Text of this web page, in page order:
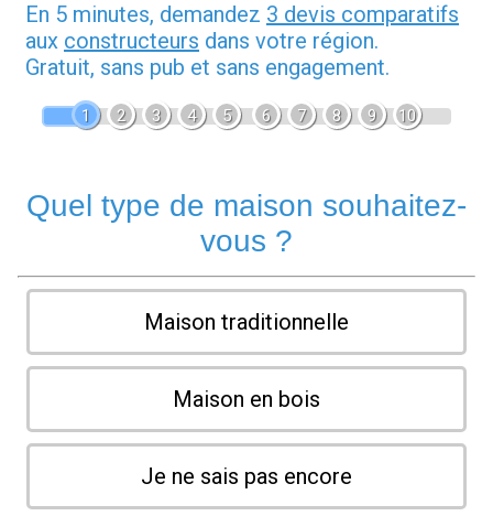
En 5 minutes, demandez 3 devis comparatifs
aux constructeurs dans votre région.
Gratuit, sans pub et sans engagement.
1 2 3 4 5 6 7 8 9 10
Quel type de maison souhaitez-
vous ?
Maison traditionnelle
Maison en bois
Je ne sais pas encore